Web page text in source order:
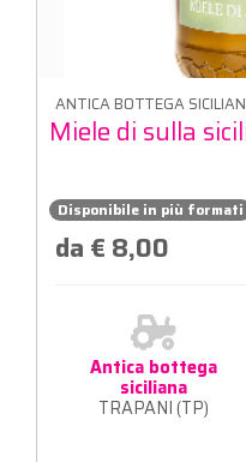
ANTICA BOTTEGA
Miele di sulla
Disponibile in più formati
da € 8,00
Antica bottega
siciliana
TRAPANI (TP)